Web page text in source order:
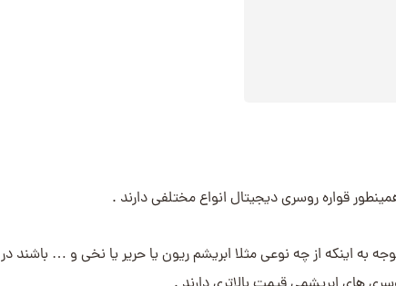
قواره روسری دیجیتال انواع مختلفی دارند .
به اینکه از چه نوعی مثلا ابریشم ریون یا حریر یا نخی و … باشند در